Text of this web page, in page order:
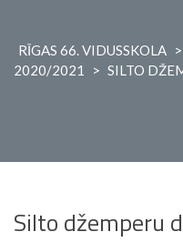
RĪGAS 66. VIDUSSKOLA >
2020/2021
> SILTO
Silto džemperu